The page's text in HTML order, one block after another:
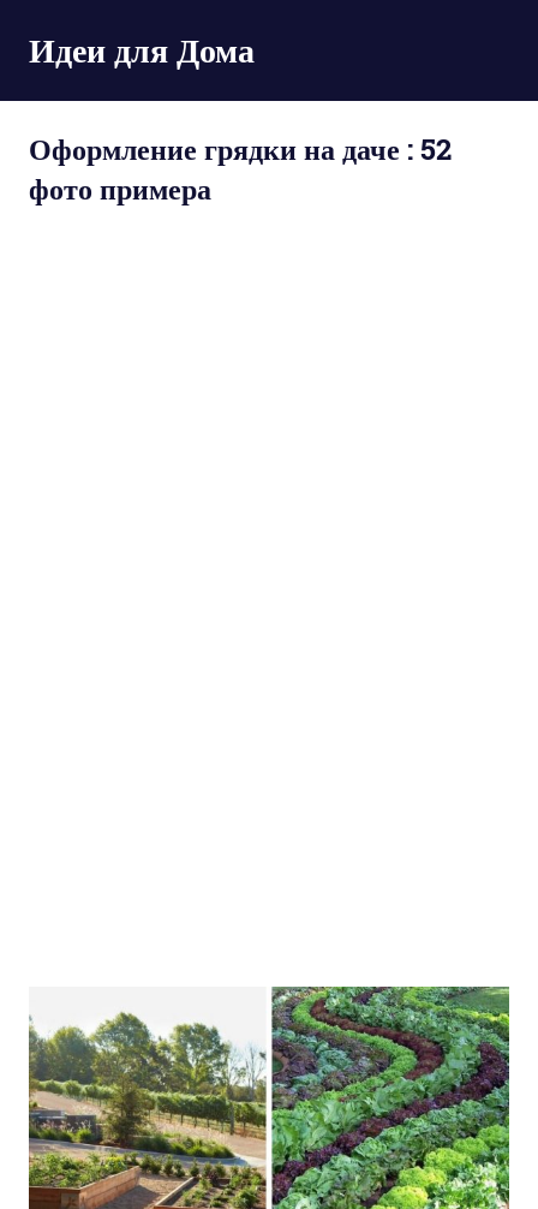
перейти
к
содержимому
Идеи для Дома
Оформление грядки на даче : 52
фото примера